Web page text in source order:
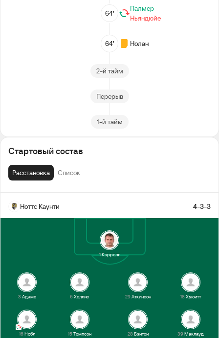
64’
Палмер
Ньяндюйе
64’ Нолан
2-й тайм
Перерыв
1-й тайм
Стартовый состав
Расстановка Список
Ноттс Каунти 4-3-3
1Кэрролл
3 Адамс 6Холлис 29Аткинсон 18Хьюитт
16Нобл 15 Томпсон 39Маклауд
28Бэнтон